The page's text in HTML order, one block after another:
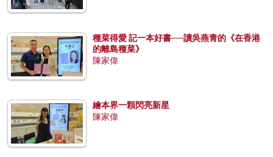
種菜得愛 記一本好書──讀吳燕青的《在香港
的離島種菜》
陳家偉
繪本界一顆閃亮新星
陳家偉